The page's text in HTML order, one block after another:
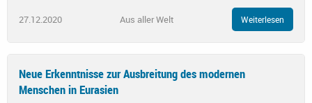
27.12.2020 Aus aller Welt Weiterlesen
Neue Erkenntnisse zur Ausbreitung des modernen
Menschen in Eurasien